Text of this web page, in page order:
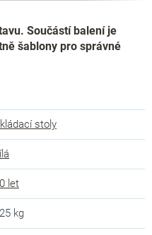
Součástí balení je
šablony pro správné
stoly
let
kg